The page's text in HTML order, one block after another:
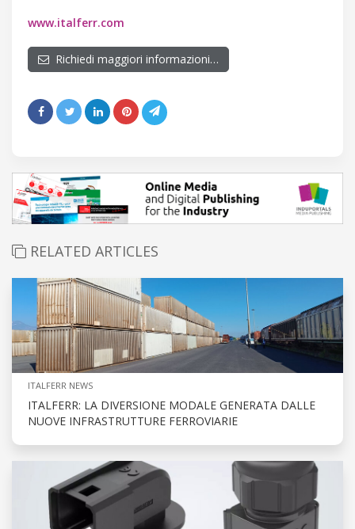
www.italferr.com
Richiedi maggiori informazioni…
RELATED ARTICLES
ITALFERR NEWS
ITALFERR: LA DIVERSIONE MODALE GENERATA DALLE
NUOVE INFRASTRUTTURE FERROVIARIE